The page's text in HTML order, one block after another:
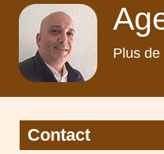
Plus
Contact